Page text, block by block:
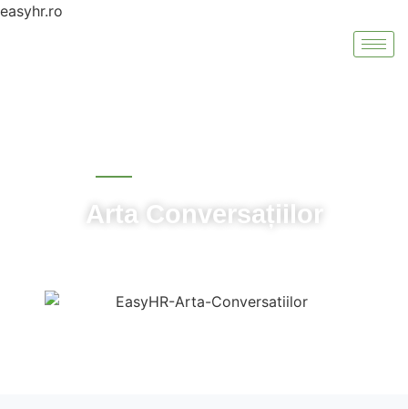
easyhr.ro
Arta Conversațiilor